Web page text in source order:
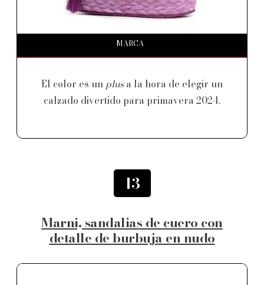
MARCA
El color es un plusa la hora de elegir un
calzado divertido para primavera 2024.
13
Marni, sandalias de cuero con
detalle de burbuja en nudo